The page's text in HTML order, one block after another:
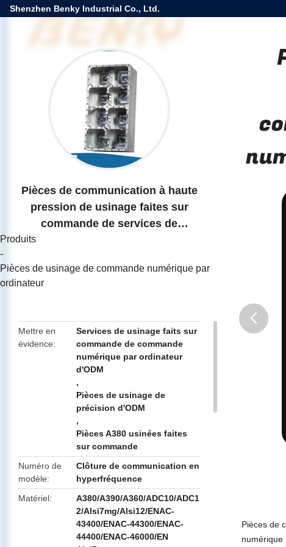
Shenzhen Benky Industrial Co., Ltd.
Pièces de communication à haute
pression de usinage faites sur
commande de services de
Produits
-
Pièces de usinage de commande numérique par
ordinateur
Mettre en
évidence
Services de usinage faits sur
commande de commande
numérique par ordinateur
d'ODM
,
Pièces de usinage de
précision d'ODM
,
Pièces A380 usinées faites
sur commande
Numéro de
modèle
Clôture de communication en
hyperfréquence
Matériel
A380/A390/A360/ADC10/ADC1
2/Alsi7mg/Alsi12/ENAC-
43400/ENAC-44300/ENAC-
44400/ENAC-46000/EN
Pièces de
numérique